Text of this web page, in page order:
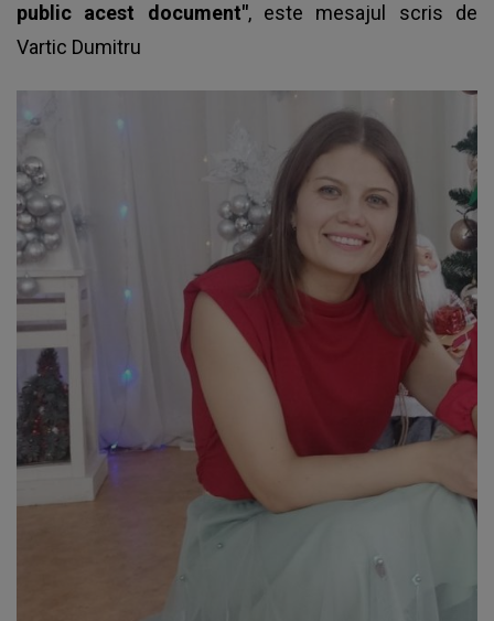
public acest document", este mesajul scris de
Vartic Dumitru